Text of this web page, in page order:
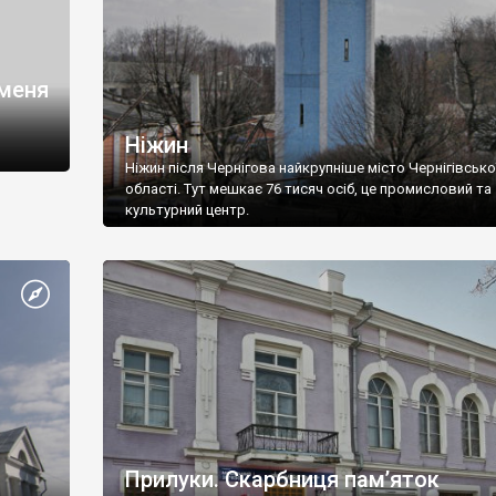
Ніжин
Ніжин після Чернігова найкрупніше місто
області. Тут мешкає 76 тисяч осіб, це промисловий та
культурний центр.
Прилуки. Скарбниця пам’яток